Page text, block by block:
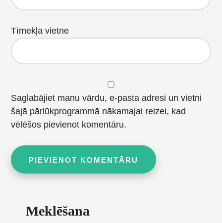
Tīmekļa vietne
Saglabājiet manu vārdu, e-pasta adresi un vietni
šajā pārlūkprogrammā nākamajai reizei, kad
vēlēšos pievienot komentāru.
Sidebar
Meklēšana